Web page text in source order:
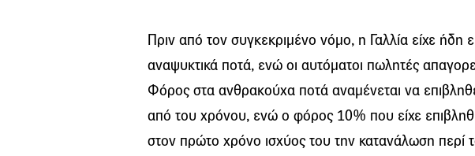
Πριν από τον συγκεκριμένο νόμο, η Γαλλία είχε ήδη
αναψυκτικά ποτά, ενώ οι αυτόματοι πωλητές
Φόρος στα ανθρακούχα ποτά αναμένεται να
από του χρόνου, ενώ ο φόρος 10% που είχε
στον πρώτο χρόνο ισχύος του την κατανάλωση περί